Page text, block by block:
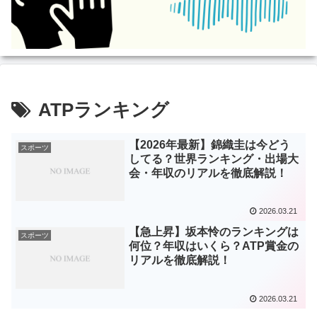
ATPランキング
スポーツ
【2026年最新】錦織圭は今どう
してる？世界ランキング・出場大
会・年収のリアルを徹底解説！
2026.03.21
スポーツ
【急上昇】坂本怜のランキングは
何位？年収はいくら？ATP賞金の
リアルを徹底解説！
2026.03.21